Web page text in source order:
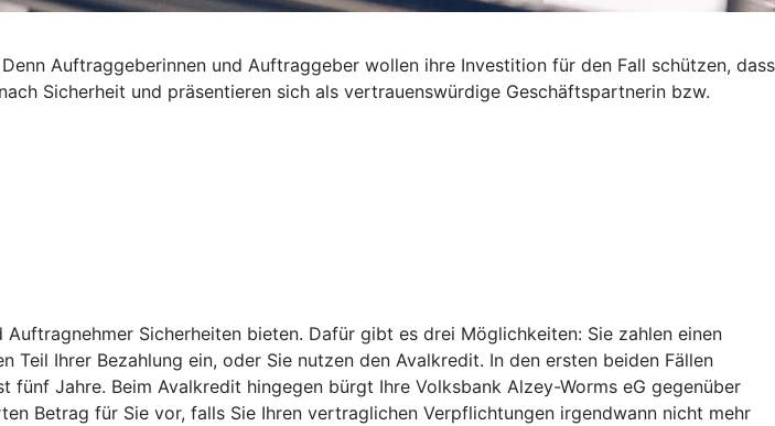
Auftraggeberinnen und Auftraggeber wollen ihre Investition für den Fall schützen, dass
Sicherheit und präsentieren sich als vertrauenswürdige Geschäftspartnerin bzw.
Sicherheiten bieten. Dafür gibt es drei Möglichkeiten: Sie zahlen einen
Ihrer Bezahlung ein, oder Sie nutzen den Avalkredit. In den ersten beiden Fällen
Jahre. Beim Avalkredit hingegen bürgt Ihre Volksbank Alzey-Worms eG gegenüber
Betrag für Sie vor, falls Sie Ihren vertraglichen Verpflichtungen irgendwann nicht mehr